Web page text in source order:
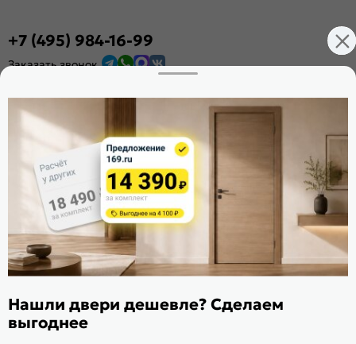
+7 (495) 984-16-99
Заказать звонок
Расскажите о нас
Поделиться
Оцените магазин
ИКС 1340
© 2010—2026 Склад Дверей 169.RU
Политика обработки персональных данных
Нашли двери дешевле? Сделаем
выгоднее